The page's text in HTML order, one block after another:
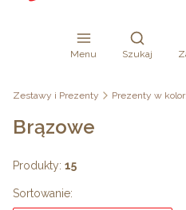
Menu
Otwórz
Szukaj
Zestawy i Prezenty Prezenty w
Brązowe
Produkty: 15
Lista produktów
Sortowanie: